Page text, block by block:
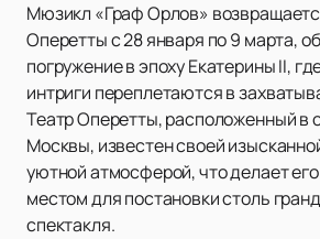
Мюзикл «Граф Орлов»
Оперетты с 28 января по 9 марта,
погружение в эпоху Екатерины II,
интриги переплетаются в
Театр Оперетты, расположенный в
Москвы, известен своей
уютной атмосферой, что делает
местом для постановки столь
спектакля.